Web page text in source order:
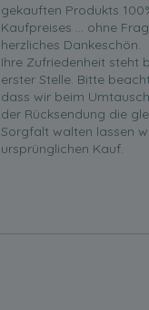
gekauften Produkts
Kaufpreises ... ohne
herzliches Dankeschön.
Ihre Zufriedenheit steht
erster Stelle. Bitte
dass wir beim
der Rücksendung die
Sorgfalt walten lassen
ursprünglichen Kauf.